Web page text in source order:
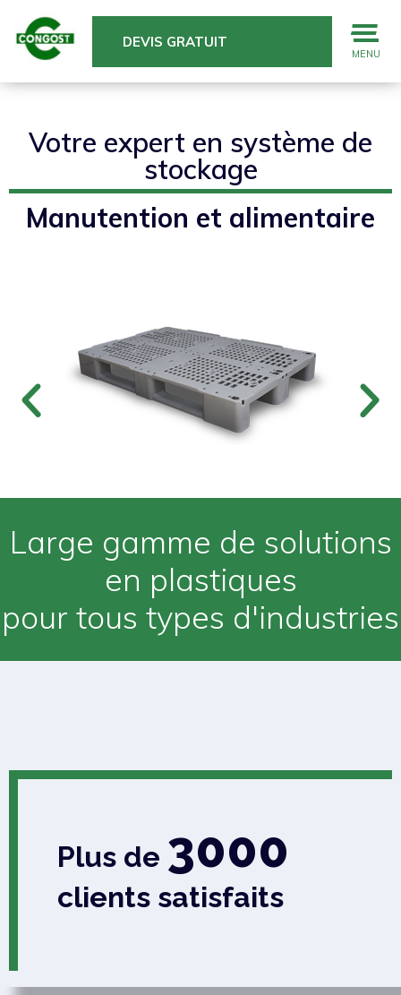
DEVIS GRATUIT
MENU
Votre expert en système de
stockage
Manutention et alimentaire
Large gamme de solutions
en plastiques
pour tous types d'industries
Plus de 3000
clients satisfaits